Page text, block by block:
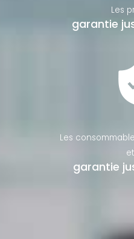
Les
garantie
Les
garantie